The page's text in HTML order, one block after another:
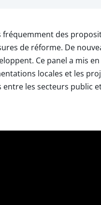
des
de réforme. De
Ce panel a mis
locales et les
les secteurs public